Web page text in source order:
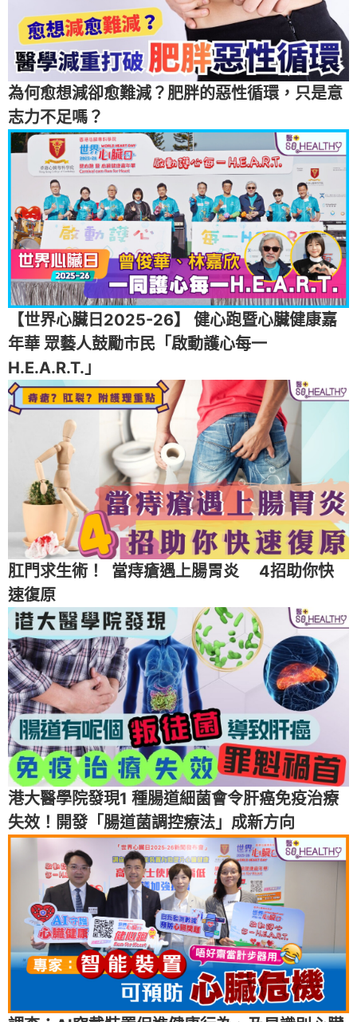
為何愈想減卻愈難減？肥胖的惡性循環，只是意
志力不足嗎？
【世界心臟日2025-26】 健心跑暨心臟健康嘉
年華 眾藝人鼓勵市民「啟動護心每一
H.E.A.R.T.」
肛門求生術！ 當痔瘡遇上腸胃炎 4招助你快
速復原
港大醫學院發現1 種腸道細菌會令肝癌免疫治療
失效！開發「腸道菌調控療法」成新方向